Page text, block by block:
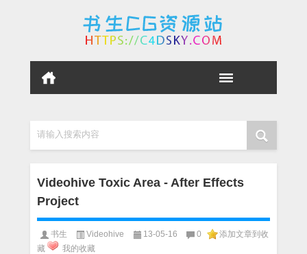
请输入搜索内容
Videohive Toxic Area - After Effects
Project
书生 Videohive 13-05-16 0
添加文章到收
藏
我的收藏